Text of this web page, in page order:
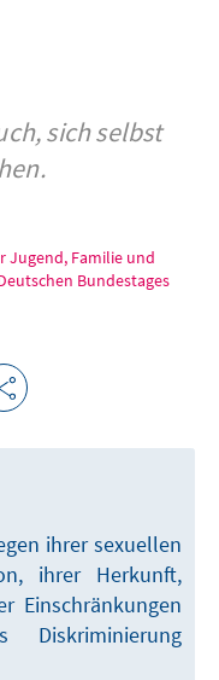
sich selbst
Jugend, Familie und
Bundestages
ihrer sexuellen
ihrer Herkunft,
Einschränkungen
Diskriminierung